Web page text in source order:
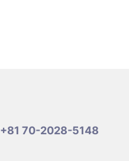
+81 70-2028-5148